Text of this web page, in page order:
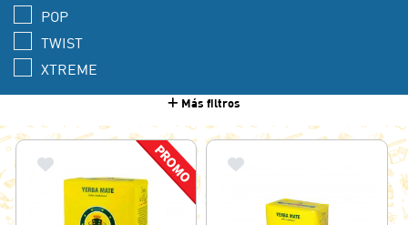
POP
TWIST
XTREME
Más filtros